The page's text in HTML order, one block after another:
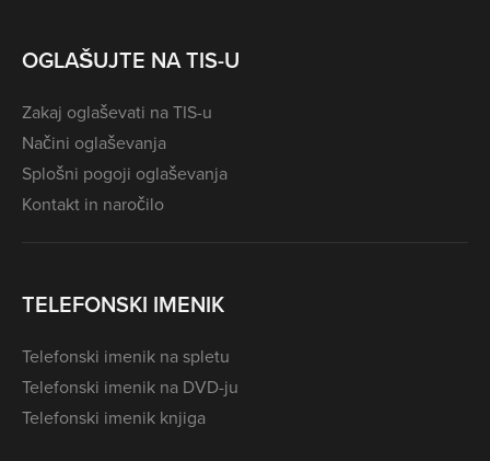
OGLAŠUJTE NA TIS-U
Zakaj oglaševati na TIS-u
Načini oglaševanja
Splošni pogoji oglaševanja
Kontakt in naročilo
TELEFONSKI IMENIK
Telefonski imenik na spletu
Telefonski imenik na DVD-ju
Telefonski imenik knjiga